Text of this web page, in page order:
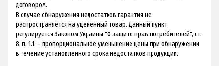
договором.
В случае обнаружения недостатков гарантия не
распространяется на уцененный товар. Данный пункт
регулируется Законом Украины "О защите прав потребителей", ст.
8, п. 1.1. – пропорциональное уменьшение цены при обнаружении
в течение установленного срока недостатков продукции.